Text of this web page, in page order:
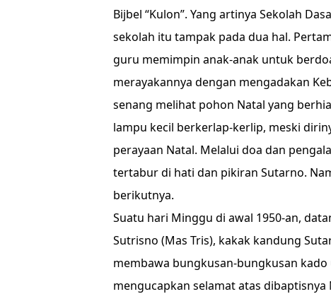
Bijbel “Kulon”. Yang artinya Sekolah
sekolah itu tampak pada dua hal.
guru memimpin anak-anak untuk
merayakannya dengan mengadakan
senang melihat pohon Natal yang
lampu kecil berkerlap-kerlip, meski
perayaan Natal. Melalui doa dan
tertabur di hati dan pikiran Sutarno.
berikutnya.
Suatu hari Minggu di awal 1950-an,
Sutrisno (Mas Tris), kakak kandung
membawa bungkusan-bungkusan
mengucapkan selamat atas dibaptisnya